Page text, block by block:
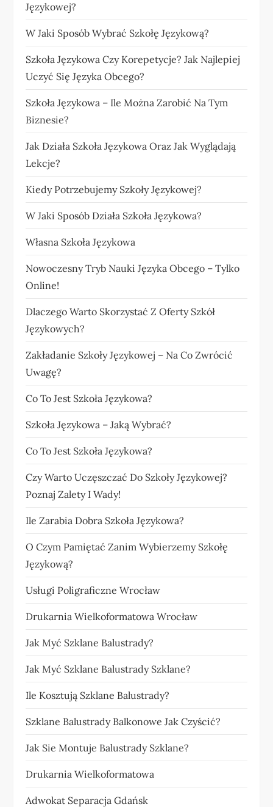
Językowej?
W Jaki Sposób Wybrać Szkołę Językową?
Szkoła Językowa Czy Korepetycje? Jak Najlepiej
Uczyć Się Języka Obcego?
Szkoła Językowa – Ile Można Zarobić Na Tym
Biznesie?
Jak Działa Szkoła Językowa Oraz Jak Wyglądają
Lekcje?
Kiedy Potrzebujemy Szkoły Językowej?
W Jaki Sposób Działa Szkoła Językowa?
Własna Szkoła Językowa
Nowoczesny Tryb Nauki Języka Obcego – Tylko
Online!
Dlaczego Warto Skorzystać Z Oferty Szkół
Językowych?
Zakładanie Szkoły Językowej – Na Co Zwrócić
Uwagę?
Co To Jest Szkoła Językowa?
Szkoła Językowa – Jaką Wybrać?
Co To Jest Szkoła Językowa?
Czy Warto Uczęszczać Do Szkoły Językowej?
Poznaj Zalety I Wady!
Ile Zarabia Dobra Szkoła Językowa?
O Czym Pamiętać Zanim Wybierzemy Szkołę
Językową?
Usługi Poligraficzne Wrocław
Drukarnia Wielkoformatowa Wrocław
Jak Myć Szklane Balustrady?
Jak Myć Szklane Balustrady Szklane?
Ile Kosztują Szklane Balustrady?
Szklane Balustrady Balkonowe Jak Czyścić?
Jak Sie Montuje Balustrady Szklane?
Drukarnia Wielkoformatowa
Adwokat Separacja Gdańsk